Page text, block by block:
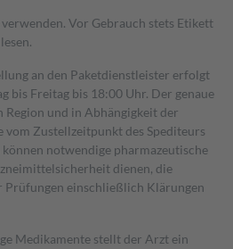
Vor Gebrauch stets Etikett
an den Paketdienstleister erfolgt
bis Freitag bis 18:00 Uhr. Der genaue
Region und in Abhängigkeit der
Zustellzeitpunkt des Spediteurs
notwendige pharmazeutische
dienen, die
einschließlich Klärungen
Medikamente stellt der Arzt ein